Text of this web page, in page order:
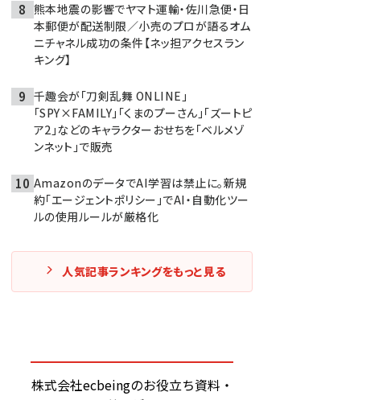
熊本地震の影響でヤマト運輸・佐川急便・日
本郵便が配送制限／小売のプロが語るオム
ニチャネル成功の条件【ネッ担アクセスラン
キング】
千趣会が「刀剣乱舞 ONLINE」
「SPY×FAMILY」「くまのプーさん」「ズートピ
ア2」などのキャラクターおせちを「ベルメゾ
ンネット」で販売
AmazonのデータでAI学習は禁止に。新規
約「エージェントポリシー」でAI・自動化ツー
ルの使用ルールが厳格化
人気記事ランキングをもっと見る